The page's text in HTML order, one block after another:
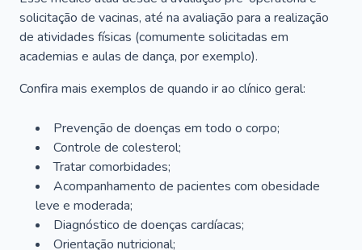
solicitação de vacinas, até na avaliação para a realização
de atividades físicas (comumente solicitadas em
academias e aulas de dança, por exemplo).
Confira mais exemplos de quando ir ao clínico geral:
Prevenção de doenças em todo o corpo;
Controle de colesterol;
Tratar comorbidades;
Acompanhamento de pacientes com obesidade
leve e moderada;
Diagnóstico de doenças cardíacas;
Orientação nutricional;